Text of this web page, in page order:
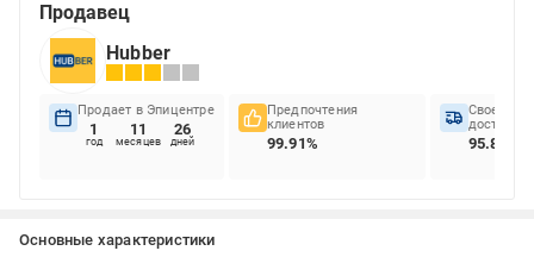
Продавец
Hubber
Продает в Эпицентре
1
год
11
месяцев
26
дней
Предпочтения
клиентов
99.91%
доставок
95.84%
Основные характеристики